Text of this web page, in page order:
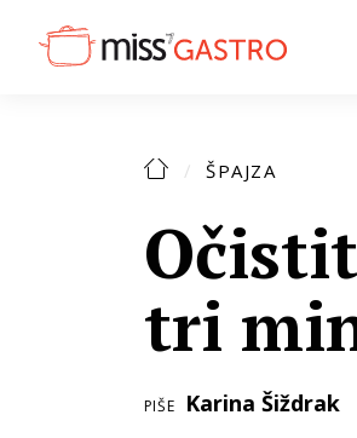
ŠPAJZA
tri
PIŠE Karina Šiždrak